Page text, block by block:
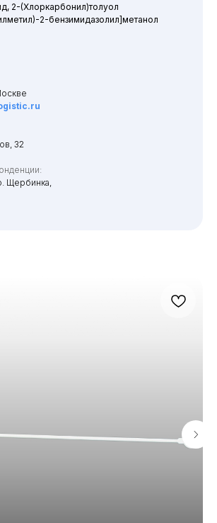
2-(Хлоркарбонил)толуол
2-бензимидазолил]метанол
32
Щербинка,